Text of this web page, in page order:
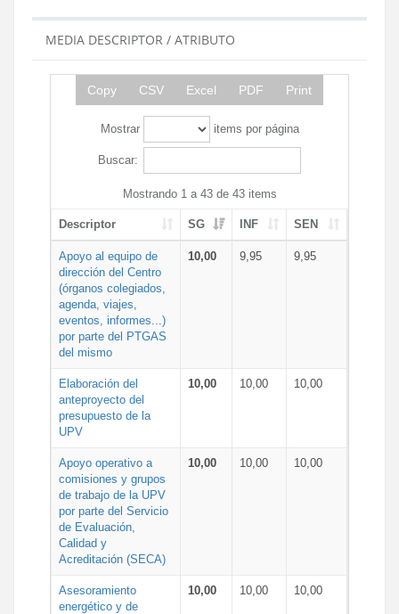
MEDIA DESCRIPTOR / ATRIBUTO
Copy CSV Excel PDF Print
Mostrar items por página
Buscar:
Mostrando 1 a 43 de 43 items
Descriptor SG INF SEN
Apoyo al equipo de
dirección del Centro
(órganos colegiados,
agenda, viajes,
eventos, informes...)
por parte del PTGAS
del mismo
10,00 9,95 9,95
Elaboración del
anteproyecto del
presupuesto de la
UPV
10,00 10,00 10,00
Apoyo operativo a
comisiones y grupos
de trabajo de la UPV
por parte del Servicio
de Evaluación,
Calidad y
Acreditación (SECA)
10,00 10,00 10,00
Asesoramiento
energético y de
10,00 10,00 10,00